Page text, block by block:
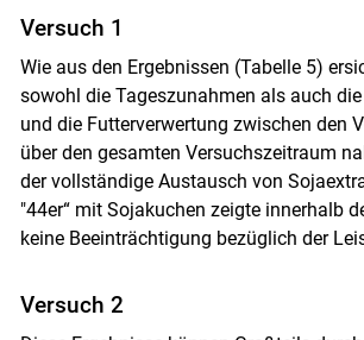
Versuch 1
Wie aus den Ergebnissen (Tabelle 5)
sowohl die Tageszunahmen als auch
und die Futterverwertung zwischen den
über den gesamten Versuchszeitraum
der vollständige Austausch von
"44er“ mit Sojakuchen zeigte innerhalb
keine Beeinträchtigung bezüglich der
Versuch 2